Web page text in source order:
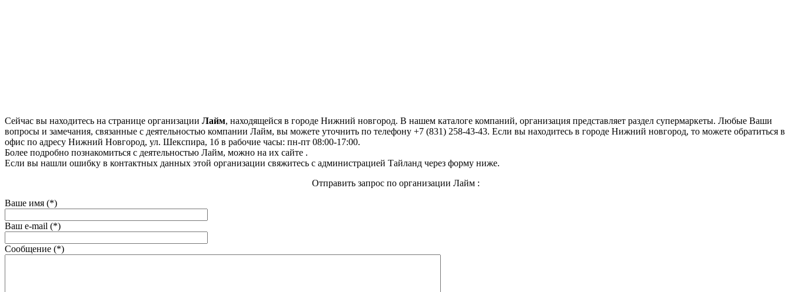
Сейчас вы находитесь на странице организации Лайм, находящейся в городе Нижний новгород. В нашем каталоге компаний, организация представляет раздел супермаркеты. Любые Ваши
вопросы и замечания, связанные с деятельностью компании Лайм, вы можете уточнить по телефону +7 (831) 258-43-43. Если вы находитесь в городе Нижний новгород, то можете обратиться в
офис по адресу Нижний Новгород, ул. Шекспира, 1б в рабочие часы: пн-пт 08:00-17:00.
Более подробно познакомиться с деятельностью Лайм, можно на их сайте .
Если вы нашли ошибку в контактных данных этой организации свяжитесь с администрацией Тайланд через форму ниже.
Отправить запрос по организации Лайм :
Ваше имя (*)
Ваш e-mail (*)
Сообщение (*)